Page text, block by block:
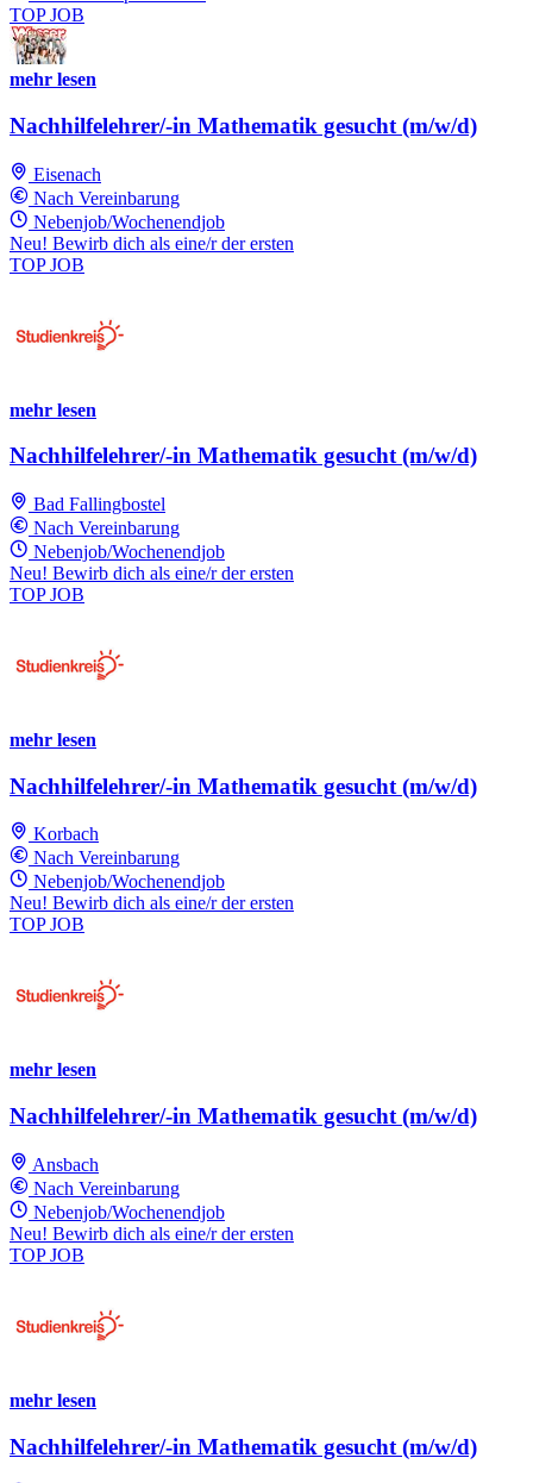
TOP JOB
mehr lesen
Nachhilfelehrer/-in Mathematik gesucht (m/w/d)
Eisenach
Nach Vereinbarung
Nebenjob/Wochenendjob
Neu! Bewirb dich als eine/r der ersten
TOP JOB
mehr lesen
Nachhilfelehrer/-in Mathematik gesucht (m/w/d)
Bad Fallingbostel
Nach Vereinbarung
Nebenjob/Wochenendjob
Neu! Bewirb dich als eine/r der ersten
TOP JOB
mehr lesen
Nachhilfelehrer/-in Mathematik gesucht (m/w/d)
Korbach
Nach Vereinbarung
Nebenjob/Wochenendjob
Neu! Bewirb dich als eine/r der ersten
TOP JOB
mehr lesen
Nachhilfelehrer/-in Mathematik gesucht (m/w/d)
Ansbach
Nach Vereinbarung
Nebenjob/Wochenendjob
Neu! Bewirb dich als eine/r der ersten
TOP JOB
mehr lesen
Nachhilfelehrer/-in Mathematik gesucht (m/w/d)